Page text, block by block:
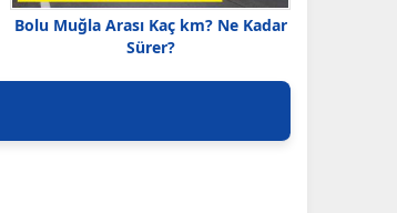
Bolu Muğla Arası Kaç km? Ne Kadar
Sürer?